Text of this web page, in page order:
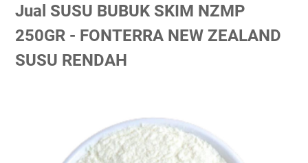
Jual SUSU BUBUK SKIM NZMP
250GR - FONTERRA NEW ZEALAND
SUSU RENDAH